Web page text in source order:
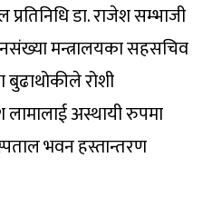
डा. राजेश सम्भाजी
मन्त्रालयका सहसचिव
बुढाथोकीले रोशी
अस्थायी रुपमा
भवन हस्तान्तरण